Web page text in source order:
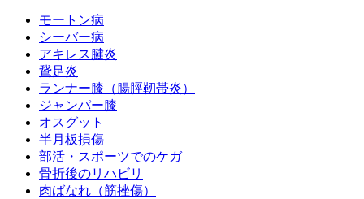
モートン病
シーバー病
アキレス腱炎
鵞足炎
ランナー膝（腸脛靭帯炎）
ジャンパー膝
オスグット
半月板損傷
部活・スポーツでのケガ
骨折後のリハビリ
肉ばなれ（筋挫傷）